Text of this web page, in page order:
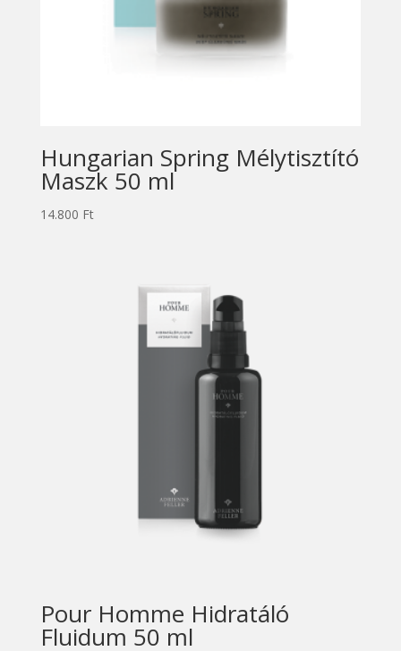
Hungarian Spring Mélytisztító
Maszk 50 ml
14.800 Ft
Pour Homme Hidratáló
Fluidum 50 ml